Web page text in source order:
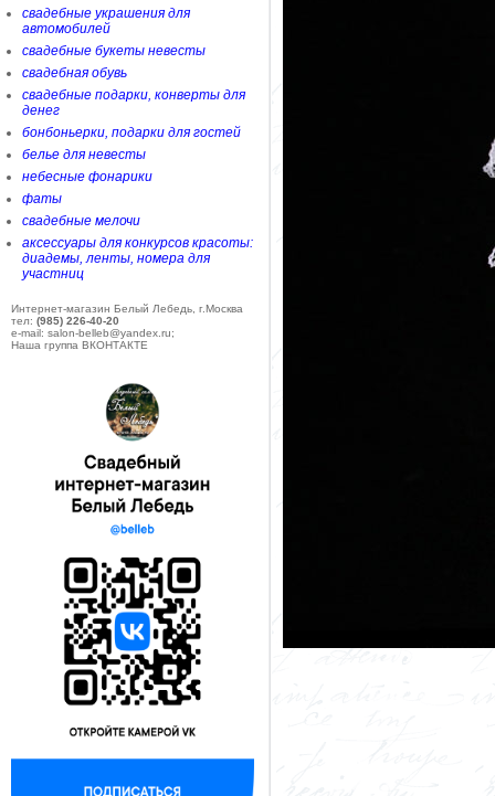
свадебные украшения для
автомобилей
свадебные букеты невесты
свадебная обувь
свадебные подарки, конверты для
денег
бонбоньерки, подарки для гостей
белье для невесты
небесные фонарики
фаты
свадебные мелочи
аксессуары для конкурсов красоты:
диадемы, ленты, номера для
участниц
Интернет-магазин Белый Лебедь, г.Москва
тел: (985) 226-40-20
e-mail: salon-belleb@yandex.ru;
Наша группа ВКОНТАКТЕ